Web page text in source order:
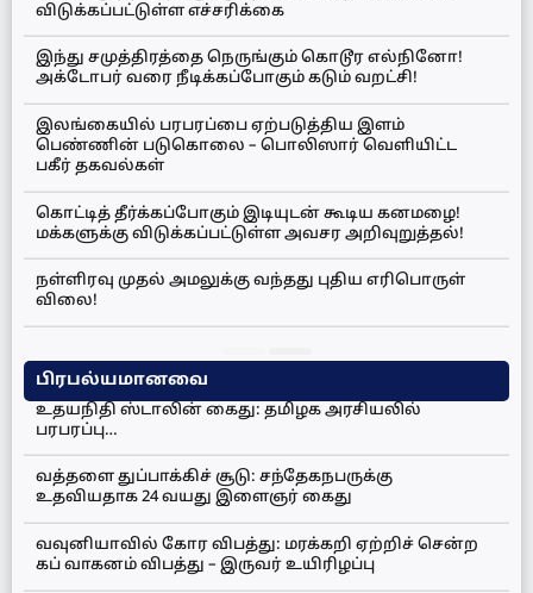
விடுக்கப்பட்டுள்ள எச்சரிக்கை
இந்து சமுத்திரத்தை நெருங்கும் கொடூர எல்நினோ!
அக்டோபர் வரை நீடிக்கப்போகும் கடும் வறட்சி!
இலங்கையில் பரபரப்பை ஏற்படுத்திய இளம்
பெண்ணின் படுகொலை – பொலிஸார் வெளியிட்ட
பகீர் தகவல்கள்
கொட்டித் தீர்க்கப்போகும் இடியுடன் கூடிய கனமழை!
மக்களுக்கு விடுக்கப்பட்டுள்ள அவசர அறிவுறுத்தல்!
நள்ளிரவு முதல் அமலுக்கு வந்தது புதிய எரிபொருள்
விலை!
பிரபல்யமானவை
உதயநிதி ஸ்டாலின் கைது: தமிழக அரசியலில்
பரபரப்பு…
வத்தளை துப்பாக்கிச் சூடு: சந்தேகநபருக்கு
உதவியதாக 24 வயது இளைஞர் கைது
வவுனியாவில் கோர விபத்து: மரக்கறி ஏற்றிச் சென்ற
கப் வாகனம் விபத்து – இருவர் உயிரிழப்பு